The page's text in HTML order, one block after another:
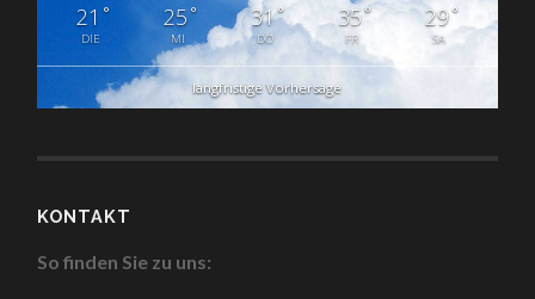
21 °
DIE
25°
MI
31°
DO
35°
FR
29°
SA
langfristige Vorhersage
KONTAKT
So finden Sie zu uns: